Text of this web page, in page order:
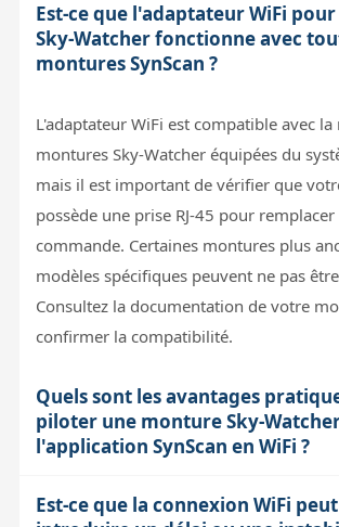
Est-ce que l'adaptateur WiFi
Sky-Watcher fonctionne avec
montures SynScan ?
L'adaptateur WiFi est compatible avec
montures Sky-Watcher équipées du
mais il est important de vérifier que
possède une prise RJ-45 pour
commande. Certaines montures plus
modèles spécifiques peuvent ne pas
Consultez la documentation de votre
confirmer la compatibilité.
Quels sont les avantages
piloter une monture Sky-
l'application SynScan en WiFi ?
Piloter la monture en WiFi via
Est-ce que la connexion WiFi peut